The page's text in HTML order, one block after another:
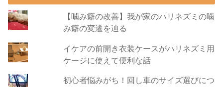
【噛み癖の改善】我が家のハリネズミの噛
み癖の変遷を辿る
イケアの前開き衣装ケースがハリネズミ用
ケージに使えて便利な話
初心者悩みがち！回し車のサイズ選びにつ